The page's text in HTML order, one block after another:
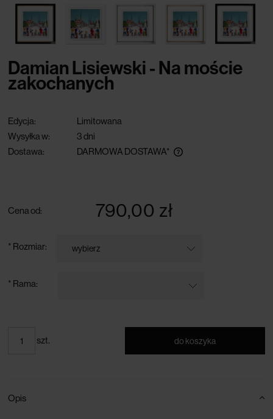
Damian Lisiewski - Na moście
zakochanych
Edycja:
Limitowana
Wysyłka w:
3 dni
Dostawa:
DARMOWA DOSTAWA*
Cena od: 790,00 zł
* Rozmiar:
* Rama:
szt. do koszyka
Opis